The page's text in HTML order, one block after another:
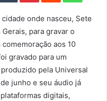
onde nasceu, Sete
para gravar o
aos 10
gravado para um
pela Universal
junho e seu áudio já
digitais,